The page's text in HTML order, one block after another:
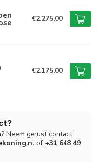
€2.275,00
€2.175,00
Neem gerust contact
of +31 648 49